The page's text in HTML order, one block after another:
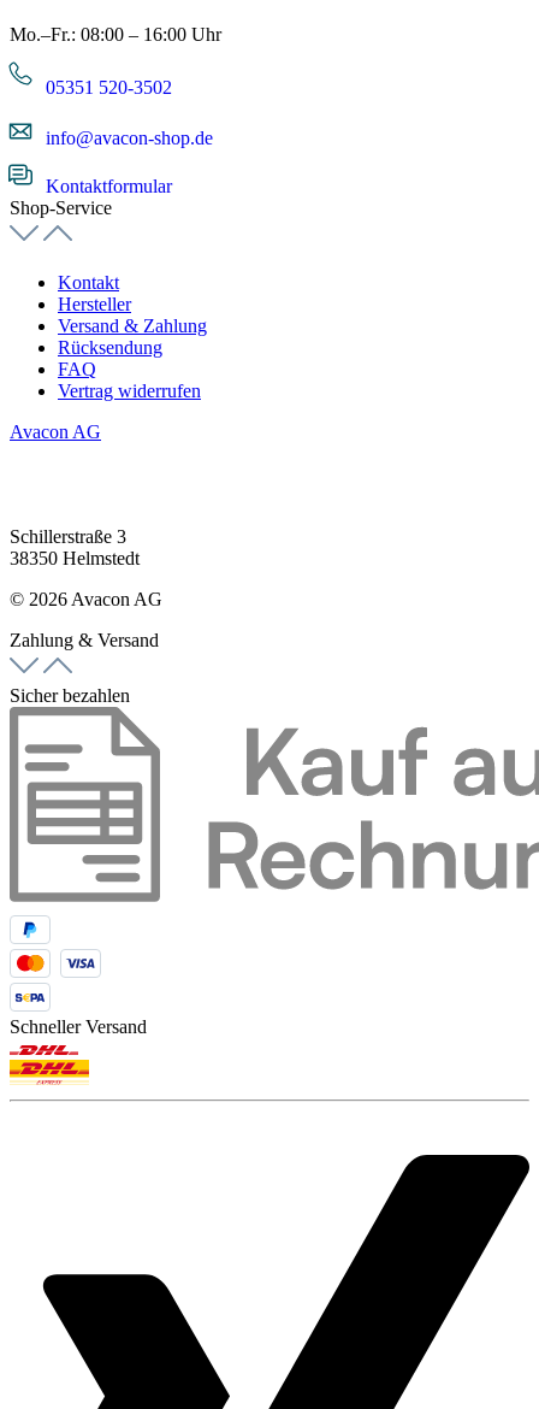
Mo.–Fr.: 08:00 – 16:00 Uhr
05351 520-3502
info@avacon-shop.de
Kontaktformular
Shop-Service
Kontakt
Hersteller
Versand & Zahlung
Rücksendung
FAQ
Vertrag widerrufen
Avacon AG
Schillerstraße 3
38350 Helmstedt
© 2026 Avacon AG
Zahlung & Versand
Sicher bezahlen
Schneller Versand